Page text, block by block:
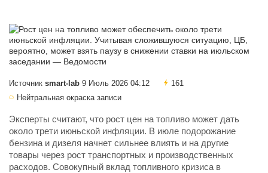
Источник smart-lab 9 Июль 2026 04:12
161
Нейтральная окраска записи
Эксперты считают, что рост цен на топливо может дать
около трети июньской инфляции. В июле подорожание
бензина и дизеля начнет сильнее влиять и на другие
товары через рост транспортных и производственных
расходов. Совокупный вклад топливного кризиса в